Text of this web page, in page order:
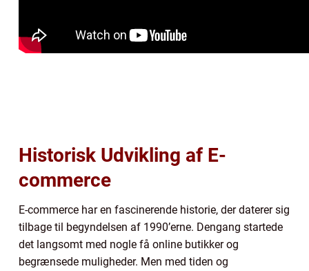
Historisk Udvikling af E-
commerce
E-commerce har en fascinerende historie, der daterer sig
tilbage til begyndelsen af 1990’erne. Dengang startede
det langsomt med nogle få online butikker og
begrænsede muligheder. Men med tiden og